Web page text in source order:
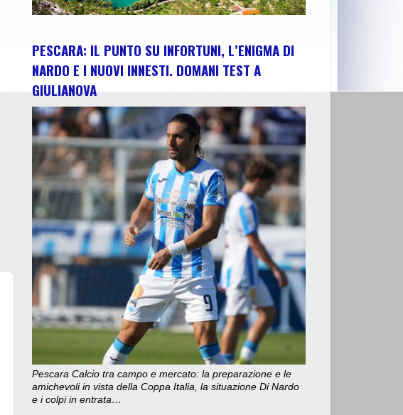
PESCARA: IL PUNTO SU INFORTUNI, L’ENIGMA DI
NARDO E I NUOVI INNESTI. DOMANI TEST A
GIULIANOVA
Pescara Calcio tra campo e mercato: la preparazione e le
amichevoli in vista della Coppa Italia, la situazione Di Nardo
e i colpi in entrata…